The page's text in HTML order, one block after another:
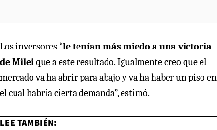
Los inversores “le tenían más miedo a una victoria
de Milei que a este resultado. Igualmente creo que el
mercado va ha abrir para abajo y va ha haber un piso en
el cual habría cierta demanda”, estimó.
LEE TAMBIÉN: